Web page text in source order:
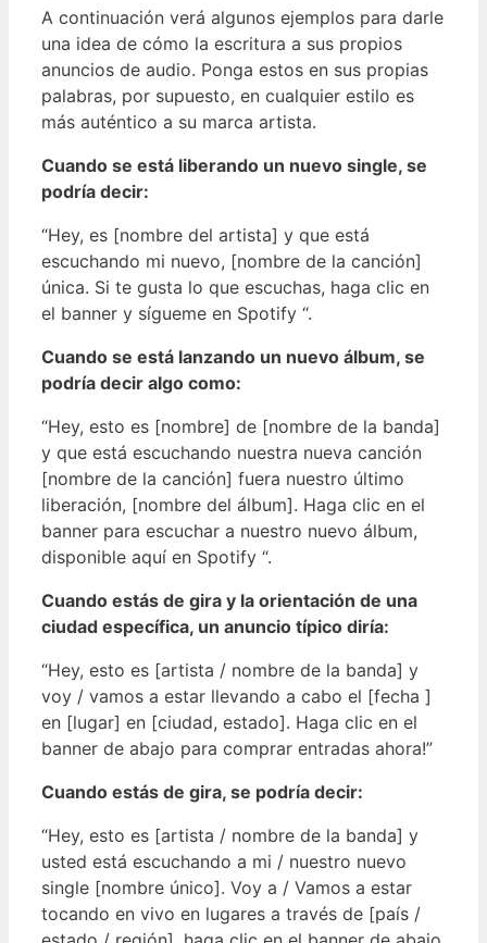
A continuación verá algunos ejemplos para darle
una idea de cómo la escritura a sus propios
anuncios de audio. Ponga estos en sus propias
palabras, por supuesto, en cualquier estilo es
más auténtico a su marca artista.
Cuando se está liberando un nuevo single, se
podría decir:
“Hey, es [nombre del artista] y que está
escuchando mi nuevo, [nombre de la canción]
única. Si te gusta lo que escuchas, haga clic en
el banner y sígueme en Spotify “.
Cuando se está lanzando un nuevo álbum, se
podría decir algo como:
“Hey, esto es [nombre] de [nombre de la banda]
y que está escuchando nuestra nueva canción
[nombre de la canción] fuera nuestro último
liberación, [nombre del álbum]. Haga clic en el
banner para escuchar a nuestro nuevo álbum,
disponible aquí en Spotify “.
Cuando estás de gira y la orientación de una
ciudad específica, un anuncio típico diría:
“Hey, esto es [artista / nombre de la banda] y
voy / vamos a estar llevando a cabo el [fecha ]
en [lugar] en [ciudad, estado]. Haga clic en el
banner de abajo para comprar entradas ahora!”
Cuando estás de gira, se podría decir:
“Hey, esto es [artista / nombre de la banda] y
usted está escuchando a mi / nuestro nuevo
single [nombre único]. Voy a / Vamos a estar
tocando en vivo en lugares a través de [país /